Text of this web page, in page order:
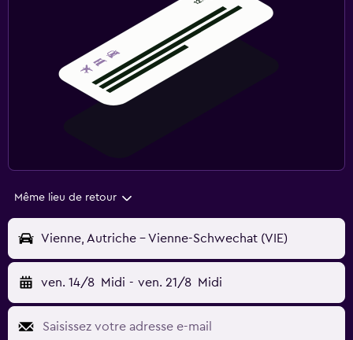
Même lieu de retour
Vienne, Autriche - Vienne-Schwechat (VIE)
ven. 14/8 Midi - ven. 21/8 Midi